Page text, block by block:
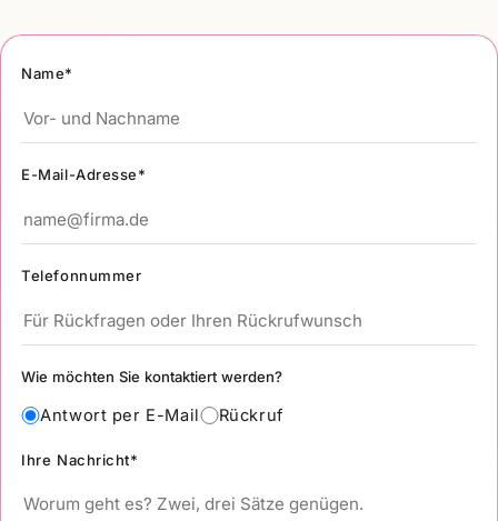
Name*
E-Mail-Adresse*
Telefonnummer
Wie möchten Sie kontaktiert werden?
Antwort per E-Mail Rückruf
Ihre Nachricht*